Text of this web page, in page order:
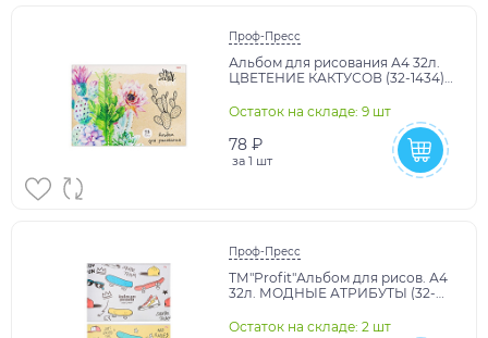
Проф-Пресс
Альбом для рисования А4 32л.
ЦВЕТЕНИЕ КАКТУСОВ (32-1434)
Остаток на складе: 9 шт
78 ₽
за 1 шт
Проф-Пресс
ТМ"Profit"Альбом для рисов. А4
32л. МОДНЫЕ АТРИБУТЫ (32-
диз. в сп.
Остаток на складе: 2 шт